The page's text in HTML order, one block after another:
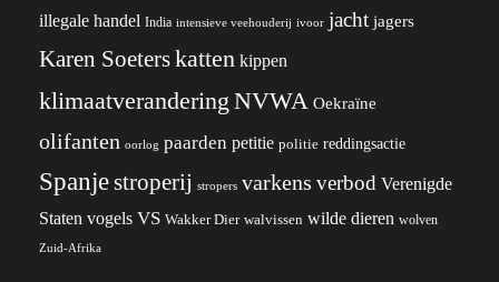
illegale handel India intensieve veehouderij ivoor jacht jagers
Karen Soeterskatten kippen
klimaatverandering NVWA Oekraïne
olifanten oorlog paarden petitie politie reddingsactie
Spanjestroperij stropers varkens verbod Verenigde
Staten vogels VS Wakker Dier walvissen wilde dieren wolven
Zuid-Afrika